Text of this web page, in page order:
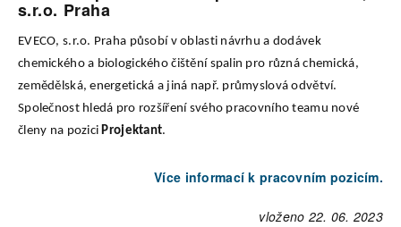
s.r.o. Praha
EVECO, s.r.o. Praha působí v oblasti návrhu a dodávek
chemického a biologického čištění spalin pro různá chemická,
zemědělská, energetická a jiná např. průmyslová odvětví.
Společnost hledá pro rozšíření svého pracovního teamu nové
členy na pozici Projektant.
Více informací k pracovním pozicím.
vloženo 22. 06. 2023